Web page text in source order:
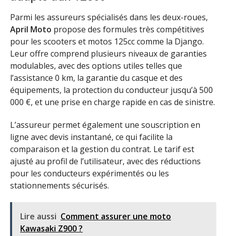
Parmi les assureurs spécialisés dans les deux-roues,
April Moto propose des formules très compétitives
pour les scooters et motos 125cc comme la Django.
Leur offre comprend plusieurs niveaux de garanties
modulables, avec des options utiles telles que
l’assistance 0 km, la garantie du casque et des
équipements, la protection du conducteur jusqu’à 500
000 €, et une prise en charge rapide en cas de sinistre.
L’assureur permet également une souscription en
ligne avec devis instantané, ce qui facilite la
comparaison et la gestion du contrat. Le tarif est
ajusté au profil de l’utilisateur, avec des réductions
pour les conducteurs expérimentés ou les
stationnements sécurisés.
Lire aussi Comment assurer une moto
Kawasaki Z900 ?